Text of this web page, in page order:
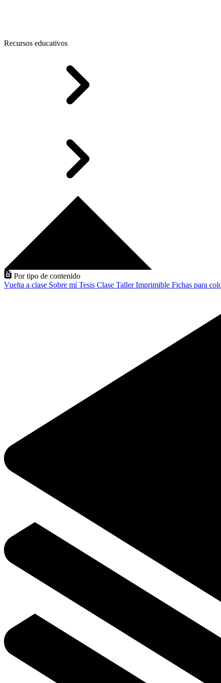
Recursos educativos
Por tipo de contenido
Vuelta a clase Sobre míTesis Clase TallerImprimible Fichas para